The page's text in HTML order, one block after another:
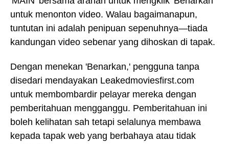
untuk menonton video. Walau bagaimanapun,
tuntutan ini adalah penipuan sepenuhnya—tiada
kandungan video sebenar yang dihoskan di tapak.
Dengan menekan 'Benarkan,' pengguna tanpa
disedari mendayakan Leakedmoviesfirst.com
untuk membombardir pelayar mereka dengan
pemberitahuan mengganggu. Pemberitahuan ini
boleh kelihatan sah tetapi selalunya membawa
kepada tapak web yang berbahaya atau tidak